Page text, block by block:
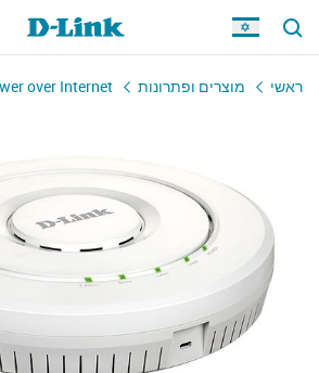
ראשי מוצרים ופתרונות over Internet